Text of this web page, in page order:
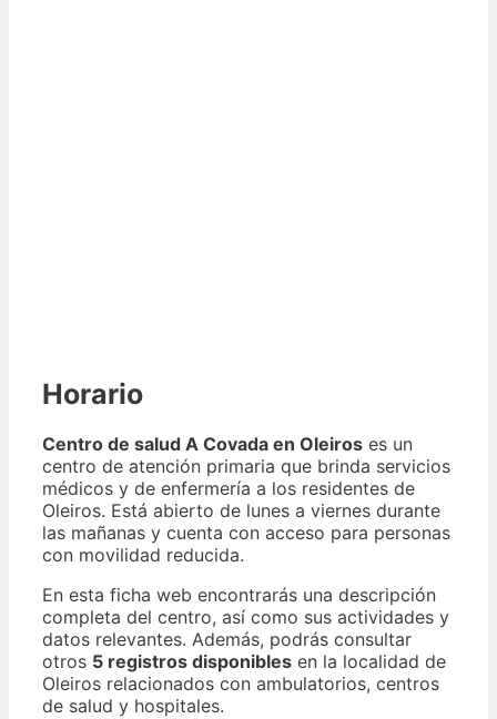
Horario
Centro de salud A Covada en Oleiros es un
centro de atención primaria que brinda servicios
médicos y de enfermería a los residentes de
Oleiros. Está abierto de lunes a viernes durante
las mañanas y cuenta con acceso para personas
con movilidad reducida.
En esta ficha web encontrarás una descripción
completa del centro, así como sus actividades y
datos relevantes. Además, podrás consultar
otros 5 registros disponibles en la localidad de
Oleiros relacionados con ambulatorios, centros
de salud y hospitales.